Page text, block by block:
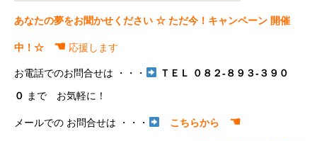
あなたの夢をお聞かせください ☆ ただ今！キャンペーン 開催
中！☆ ☚ 応援します
お電話でのお問合せは ・・・
ＴＥＬ ０８２-８９３-３９０
０ まで お気軽に！
メールでの お問合せは ・・・ こちらから ☚